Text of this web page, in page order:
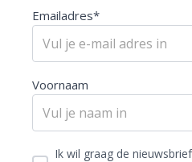
Emailadres*
Voornaam
Ik wil graag de